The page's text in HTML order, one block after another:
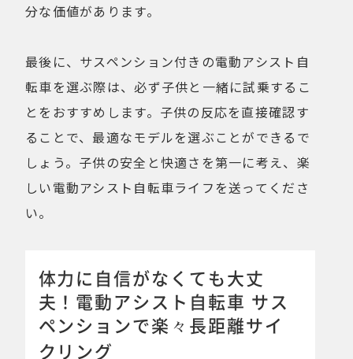
分な価値があります。
最後に、サスペンション付きの電動アシスト自
転車を選ぶ際は、必ず子供と一緒に試乗するこ
とをおすすめします。子供の反応を直接確認す
ることで、最適なモデルを選ぶことができるで
しょう。子供の安全と快適さを第一に考え、楽
しい電動アシスト自転車ライフを送ってくださ
い。
体力に自信がなくても大丈
夫！電動アシスト自転車 サス
ペンションで楽々長距離サイ
クリング